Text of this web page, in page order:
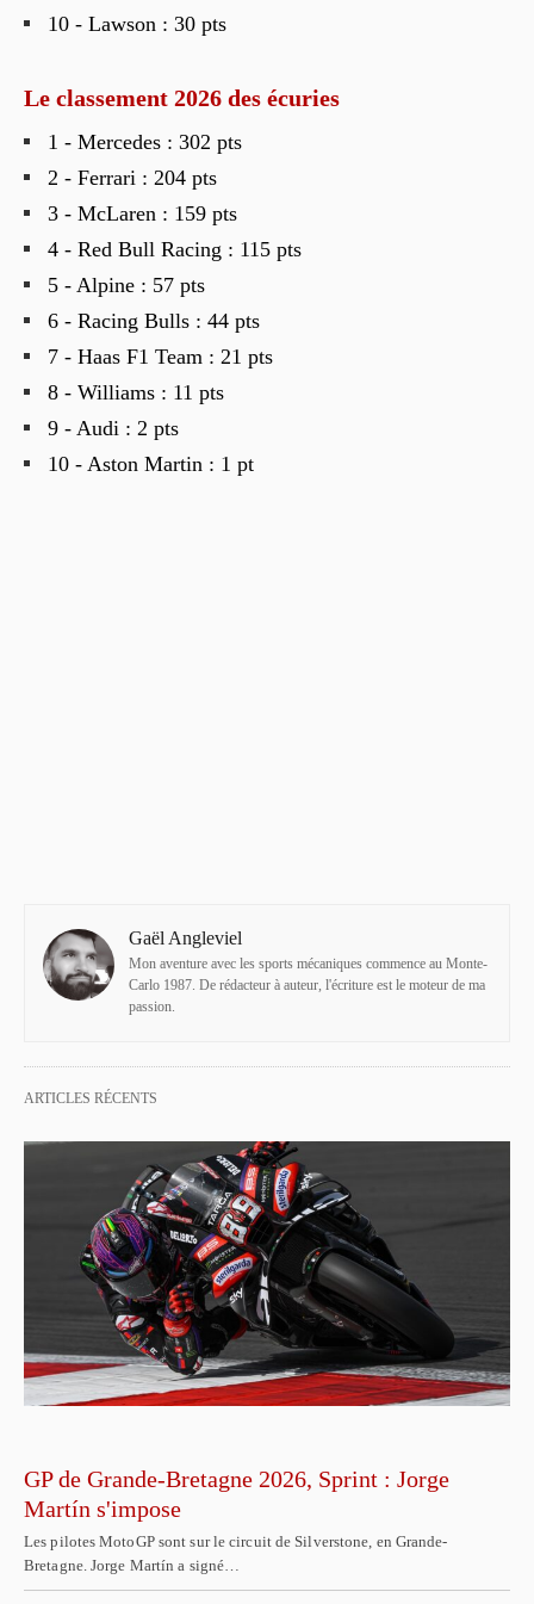
10 - Lawson : 30 pts
Le classement 2026 des écuries
1 - Mercedes : 302 pts
2 - Ferrari : 204 pts
3 - McLaren : 159 pts
4 - Red Bull Racing : 115 pts
5 - Alpine : 57 pts
6 - Racing Bulls : 44 pts
7 - Haas F1 Team : 21 pts
8 - Williams : 11 pts
9 - Audi : 2 pts
10 - Aston Martin : 1 pt
Gaël Angleviel
Mon aventure avec les sports mécaniques commence au Monte-
Carlo 1987. De rédacteur à auteur, l'écriture est le moteur de ma
passion.
ARTICLES RÉCENTS
GP de Grande-Bretagne 2026, Sprint : Jorge
Martín s'impose
Les pilotes MotoGP sont sur le circuit de Silverstone, en Grande-
Bretagne. Jorge Martín a signé…